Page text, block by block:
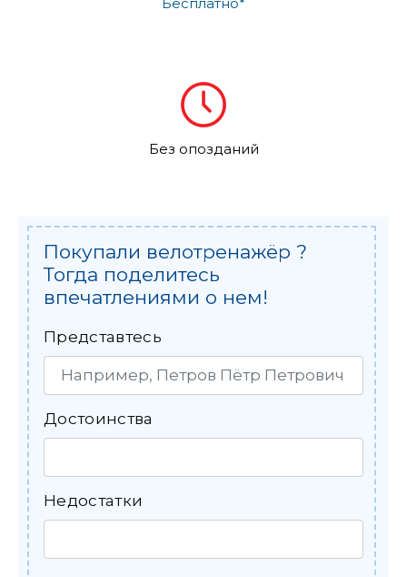
Без опозданий
Покупали велотренажёр ?
Тогда поделитесь
впечатлениями о нем!
Представтесь
Достоинства
Недостатки